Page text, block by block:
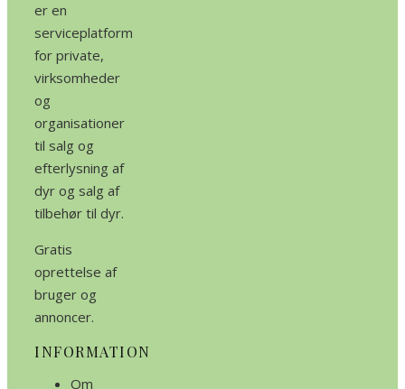
er en
serviceplatform
for private,
virksomheder
og
organisationer
til salg og
efterlysning af
dyr og salg af
tilbehør til dyr.
Gratis
oprettelse af
bruger og
annoncer.
INFORMATION
Om